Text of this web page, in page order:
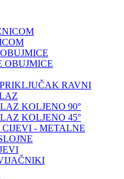
OBUJMICE
RAVNI
KOLJENO 90°
KOLJENO 45°
- METALNE